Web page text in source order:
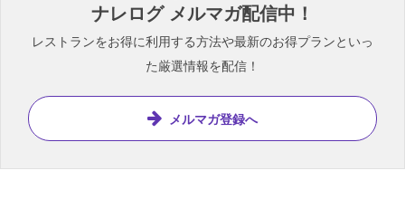
ナレログ メルマガ配信中！
レストランをお得に利用する方法や最新のお得プランといっ
た厳選情報を配信！
メルマガ登録へ